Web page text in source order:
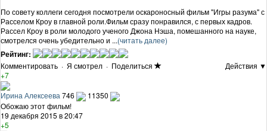
По совету коллеги сегодня посмотрели оскароносный фильм "Игры разума" с
Расселом Кроу в главной роли.Фильм сразу понравился, с первых кадров.
Рассел Кроу в роли молодого ученого Джона Нэша, помешанного на науке,
смотрелся очень убедительно и ...(читать далее)
Рейтинг:
Комментировать · Я смотрел · Поделиться
Действия ▼
+7
Ирина Алексеева 746
11350
Обожаю этот фильм!
19 декабря 2015 в 20:47
+5